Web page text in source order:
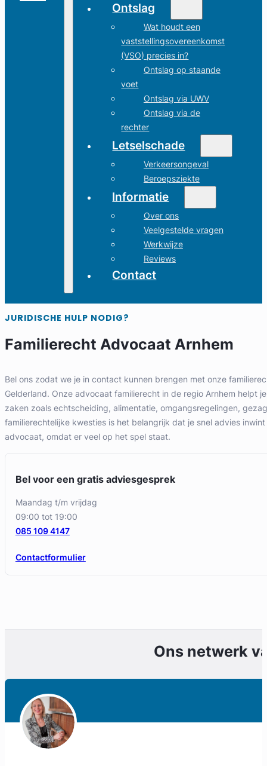
Ontslag
Wat houdt een
vaststellingsovereenkomst
(VSO) precies in?
Ontslag op staande
voet
Ontslag via UWV
Ontslag via de
rechter
Letselschade
Verkeersongeval
Beroepsziekte
Informatie
Over ons
Veelgestelde vragen
Werkwijze
Reviews
Contact
JURIDISCHE HULP NODIG?
Familierecht Advocaat Arnhem
Bel ons zodat we je in contact kunnen brengen met onze
Gelderland. Onze advocaat familierecht in de regio Arnhem helpt
zaken zoals echtscheiding, alimentatie, omgangsregelingen,
familierechtelijke kwesties is het belangrijk dat je snel advies
advocaat, omdat er veel op het spel staat.
Bel voor een gratis adviesgesprek
maandag t/m vrijdag
09:00 tot 19:00
Contactformulier
085 109 4147
Ons netwerk